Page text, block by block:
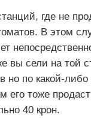
где не
В этом
вы сели на той
но по какой-
его тоже
40 крон.